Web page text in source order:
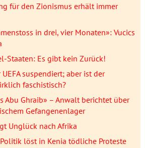
für den Zionismus erhält immer
in drei, vier Monaten»: Vucics
Staaten: Es gibt kein Zurück!
suspendiert; aber ist der
faschistisch?
Abu Ghraib» – Anwalt berichtet über
Gefangenenlager
Unglück nach Afrika
löst in Kenia tödliche Proteste